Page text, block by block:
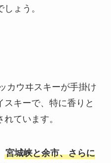
ょう。
カウヰスキーが手掛け
スキーで、特に香りと
ています。
宮城峡と余市、さらに